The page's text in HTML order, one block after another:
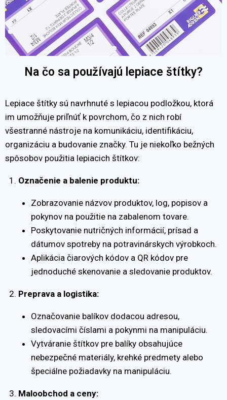
Na čo sa používajú lepiace štítky?
Lepiace štítky sú navrhnuté s lepiacou podložkou, ktorá
im umožňuje priľnúť k povrchom, čo z nich robí
všestranné nástroje na komunikáciu, identifikáciu,
organizáciu a budovanie značky. Tu je niekoľko bežných
spôsobov použitia lepiacich štítkov:
Označenie a balenie produktu:
Zobrazovanie názvov produktov, log, popisov a
pokynov na použitie na zabalenom tovare.
Poskytovanie nutričných informácií, prísad a
dátumov spotreby na potravinárskych výrobkoch.
Aplikácia čiarových kódov a QR kódov pre
jednoduché skenovanie a sledovanie produktov.
Preprava a logistika:
Označovanie balíkov dodacou adresou,
sledovacími číslami a pokynmi na manipuláciu.
Vytváranie štítkov pre balíky obsahujúce
nebezpečné materiály, krehké predmety alebo
špeciálne požiadavky na manipuláciu.
Maloobchod a ceny: